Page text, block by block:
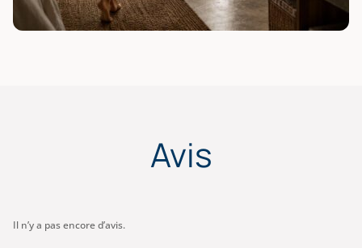
Avis
Il n’y a pas encore d’avis.